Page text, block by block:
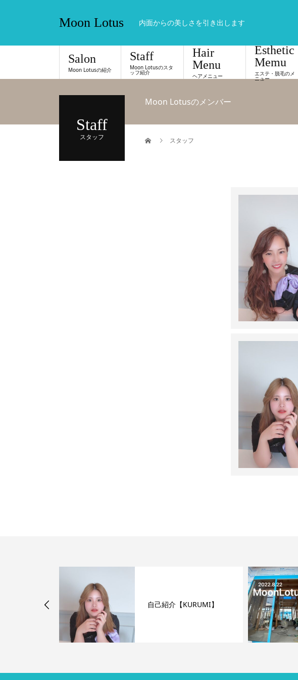
Moon Lotus 内面からの美しさを引き出します
Salon
Moon Lotusの紹介
Staff
Moon Lotusのスタ
ッフ紹介
Hair
Menu
ヘアメニュー
Esthetic
Memu
エステ・脱毛のメ
ニュー
Staff
スタッフ
Moon Lotusのメンバー
スタッフ
自己紹介【KURUMI】